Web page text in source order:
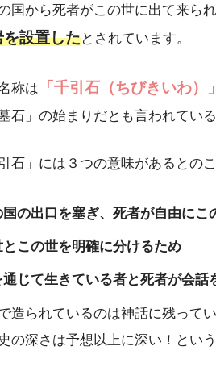
国から死者がこの世に出て来ら
設置したとされています。
称は 「千引石（ちびきいわ）」
石」の始まりだとも言われている
石」には３つの意味があるとのこ
の出口を塞ぎ、死者が自由にこ
とこの世を明確に分けるため
じて生きている者と死者が会話
造られているのは神話に残って
の深さは予想以上に深い！とい